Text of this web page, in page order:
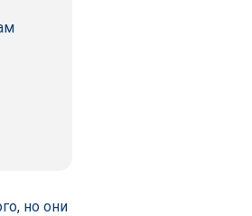
но они